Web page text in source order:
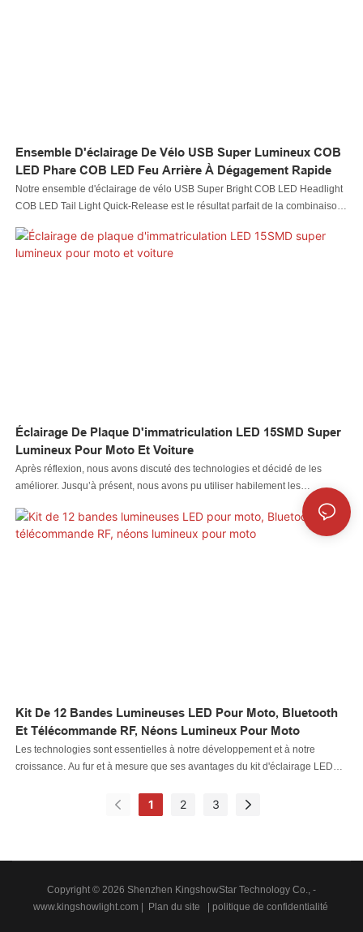
Ensemble D'éclairage De Vélo USB Super Lumineux COB
LED Phare COB LED Feu Arrière À Dégagement Rapide
Notre ensemble d'éclairage de vélo USB Super Bright COB LED Headlight
COB LED Tail Light Quick-Release est le résultat parfait de la combinaison
Grâce à cela, l'éclairage automobile à LED, l'éclairage rock à LED,
l'éclairage fouet à LED, l'éclairage de roue à LED, le phare à LED,
Éclairage De Plaque D'immatriculation LED 15SMD Super
Lumineux Pour Moto Et Voiture
Après réflexion, nous avons discuté des technologies et décidé de les
améliorer. Jusqu’à présent, nous avons pu utiliser habilement les
technologies mises à niveau. Cela contribue à améliorer l'efficacité du
travail et à garantir la qualité des feux de plaque d'immatriculation LED
15SMD Super Bright pour motos et automobiles. Sa valeur peut être trouvée
Kit De 12 Bandes Lumineuses LED Pour Moto, Bluetooth
Et Télécommande RF, Néons Lumineux Pour Moto
Les technologies sont essentielles à notre développement et à notre
croissance. Au fur et à mesure que ses avantages du kit d'éclairage LED
au néon pour moto, sont découverts, ses champs d'application ont
également été considérablement élargis. Dans le domaine des systèmes
1 2 3
Copyright © 2026 Shenzhen KingshowStar Technology Co., -
www.kingshowlight.com | Plan du site | politique de confidentialité